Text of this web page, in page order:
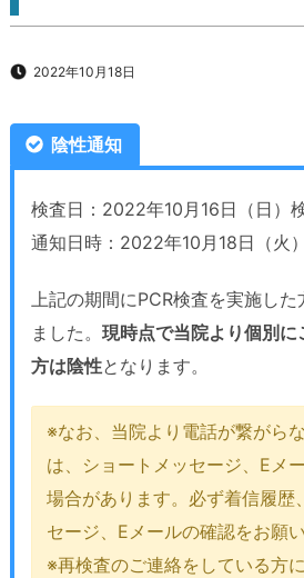
2022年10月18日
陰性通知
検査日：2022年10月16日（日）
通知日時：2022年10月18日（火
上記の期間にPCR検査を実施した
ました。 現時点で当院より個別に
方は陰性となります。
※なお、当院より電話が繋がら
は、ショートメッセージ、Eメ
場合があります。必ず着信履歴
セージ、Eメールの確認をお願
※再検査のご連絡をしている方